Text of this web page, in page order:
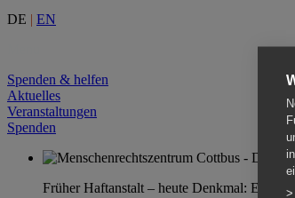
DE | EN
Spenden & helfen
Aktuelles
Veranstaltungen
Spenden
Früher Haftanstalt – heute Denkmal: Einen >